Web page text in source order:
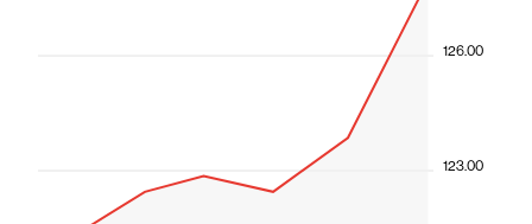
123.00
126.00